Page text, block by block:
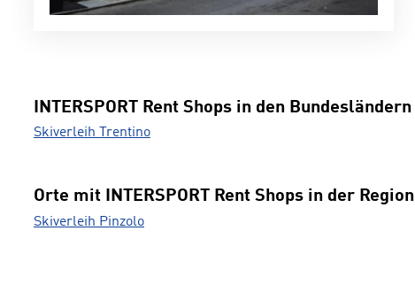
INTERSPORT Rent Shops in den Bundesländern
Skiverleih Trentino
Orte mit INTERSPORT Rent Shops in der Region
Skiverleih Pinzolo